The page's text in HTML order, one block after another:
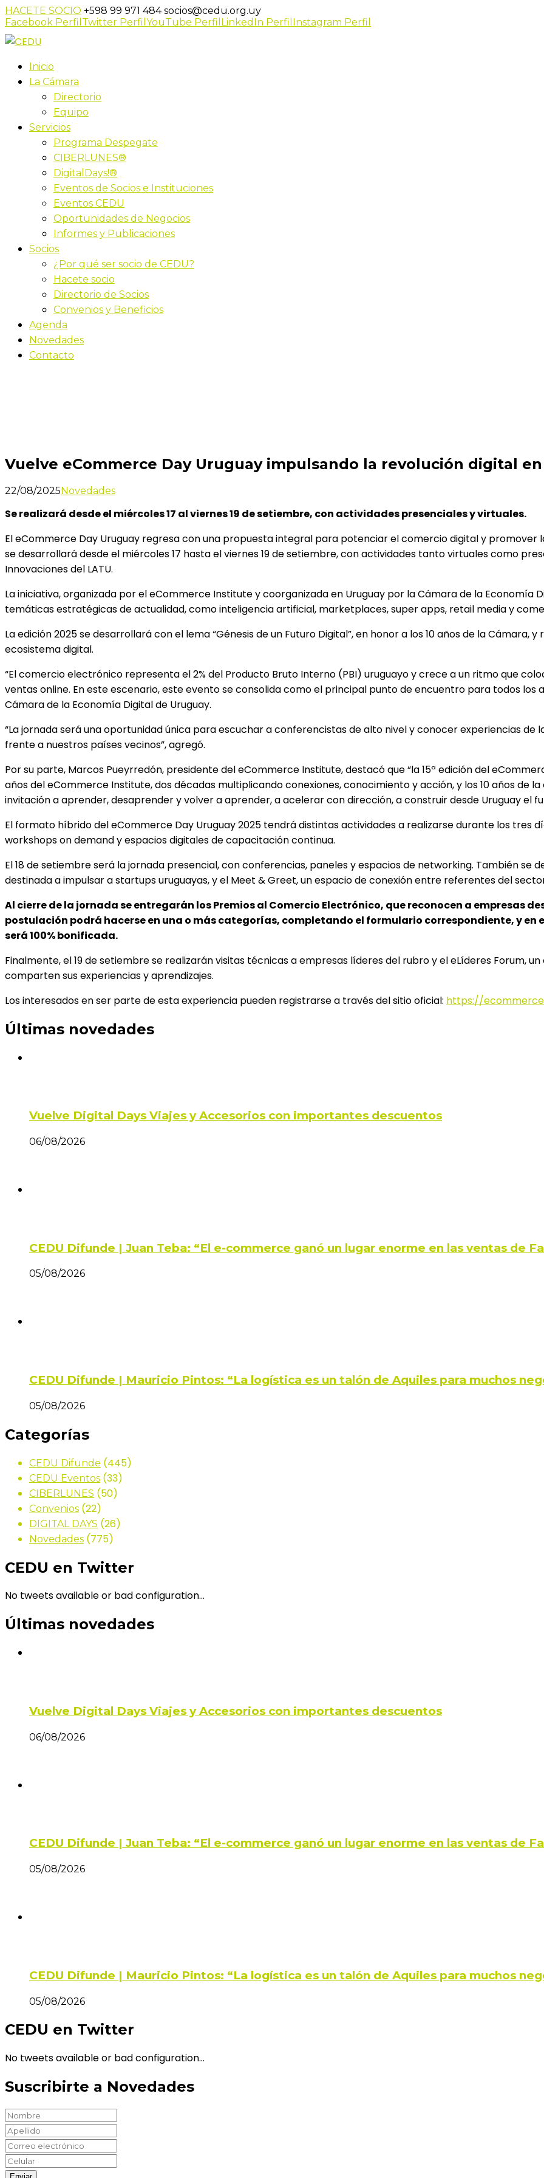
HACETE SOCIO +598 99 971 484socios@cedu.org.uy
Facebook Perfil Twitter Perfil YouTube Perfil LinkedIn Perfil Instagram Perfil
Inicio
La Cámara
Directorio
Equipo
Servicios
Programa Despegate
CIBERLUNES®
DigitalDays!®
Eventos de Socios e Instituciones
Eventos CEDU
Oportunidades de Negocios
Informes y Publicaciones
Socios
¿Por qué ser socio de CEDU?
Hacete socio
Directorio de Socios
Convenios y Beneficios
Agenda
Novedades
Contacto
Vuelve eCommerce Day Uruguay impulsando la revolución digital
22/08/2025Novedades
Se realizará desde el miércoles 17 al viernes 19 de setiembre, con actividades presenciales y virtuales.
El eCommerce Day Uruguay regresa con una propuesta integral para potenciar el comercio digital y promover
se desarrollará desde el miércoles 17 hasta el viernes 19 de setiembre, con actividades tanto virtuales como
Innovaciones del LATU.
La iniciativa, organizada por el eCommerce Institute y coorganizada en Uruguay por la Cámara de la Economía
temáticas estratégicas de actualidad, como inteligencia artificial, marketplaces, super apps, retail media y
La edición 2025 se desarrollará con el lema “Génesis de un Futuro Digital”, en honor a los 10 años de la
ecosistema digital.
“El comercio electrónico representa el 2% del Producto Bruto Interno (PBI) uruguayo y crece a un ritmo que
ventas online. En este escenario, este evento se consolida como el principal punto de encuentro para todos los
Cámara de la Economía Digital de Uruguay.
“La jornada será una oportunidad única para escuchar a conferencistas de alto nivel y conocer experiencias
frente a nuestros países vecinos”, agregó.
Por su parte, Marcos Pueyrredón, presidente del eCommerce Institute, destacó que “la 15ª edición del
años del eCommerce Institute, dos décadas multiplicando conexiones, conocimiento y acción, y los 10 años de
invitación a aprender, desaprender y volver a aprender, a acelerar con dirección, a construir desde Uruguay el
El formato híbrido del eCommerce Day Uruguay 2025 tendrá distintas actividades a realizarse durante los tres
workshops on demand y espacios digitales de capacitación continua.
El 18 de setiembre será la jornada presencial, con conferencias, paneles y espacios de networking. También
destinada a impulsar a startups uruguayas, y el Meet & Greet, un espacio de conexión entre referentes del
Al cierre de la jornada se entregarán los Premios al Comercio Electrónico, que reconocen a empresas
postulación podrá hacerse en una o más categorías, completando el formulario correspondiente, y en
será 100% bonificada.
Finalmente, el 19 de setiembre se realizarán visitas técnicas a empresas líderes del rubro y el eLíderes Forum,
comparten sus experiencias y aprendizajes.
Los interesados en ser parte de esta experiencia pueden registrarse a través del sitio oficial: https://
Últimas novedades
Vuelve Digital Days Viajes y Accesorios con importantes descuentos
06/08/2026
CEDU Difunde | Juan Teba: “El e-commerce ganó un lugar enorme en las ventas de
05/08/2026
CEDU Difunde | Mauricio Pintos: “La logística es un talón de Aquiles para muchos
05/08/2026
Categorías
CEDU Difunde (445)
CEDU Eventos (33)
CIBERLUNES (50)
Convenios (22)
DIGITAL DAYS (26)
Novedades (775)
CEDU en Twitter
No tweets available or bad configuration...
Últimas novedades
Vuelve Digital Days Viajes y Accesorios con importantes descuentos
06/08/2026
CEDU Difunde | Juan Teba: “El e-commerce ganó un lugar enorme en las ventas de
05/08/2026
CEDU Difunde | Mauricio Pintos: “La logística es un talón de Aquiles para muchos
05/08/2026
CEDU en Twitter
No tweets available or bad configuration...
Suscribirte a Novedades